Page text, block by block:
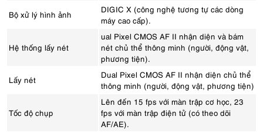
Bộ xử lý hình ảnh
DIGIC X (công nghệ tương tự các dòng
máy cao cấp).
Hệ thống lấy nét
ual Pixel CMOS AF II nhận diện và bám
nét chủ thể thông minh (người, động vật,
phương tiện).
Lấy nét
Dual Pixel CMOS AF II nhận diện chủ thể
thông minh (người, động vật, phương tiện)
Tốc độ chụp
Lên đến 15 fps với màn trập cơ học, 23
fps với màn trập điện tử (có theo dõi
AF/AE).